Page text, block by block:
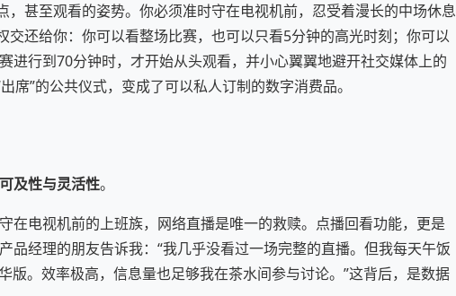
，甚至观看的姿势。你必须准时守在电视机前，忍受着漫长的中场休息
交还给你：你可以看整场比赛，也可以只看5分钟的高光时刻；你可以
进行到70分钟时，才开始从头观看，并小心翼翼地避开社交媒体上的
席”的公共仪式，变成了可以私人订制的数字消费品。
及性与灵活性。
在电视机前的上班族，网络直播是唯一的救赎。点播回看功能，更是
品经理的朋友告诉我：“我几乎没看过一场完整的直播。但我每天午饭
版。效率极高，信息量也足够我在茶水间参与讨论。”这背后，是数据